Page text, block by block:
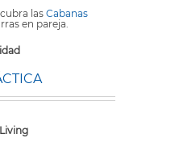
las Cabanas
en pareja.